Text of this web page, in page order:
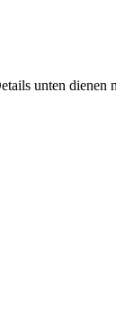
unten dienen